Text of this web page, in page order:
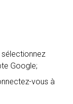
sélectionnez
Google;
vous à